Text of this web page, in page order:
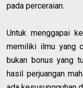
pada perceraian.
Untuk menggapai
memiliki ilmu yang
bukan bonus yang
hasil perjuangan